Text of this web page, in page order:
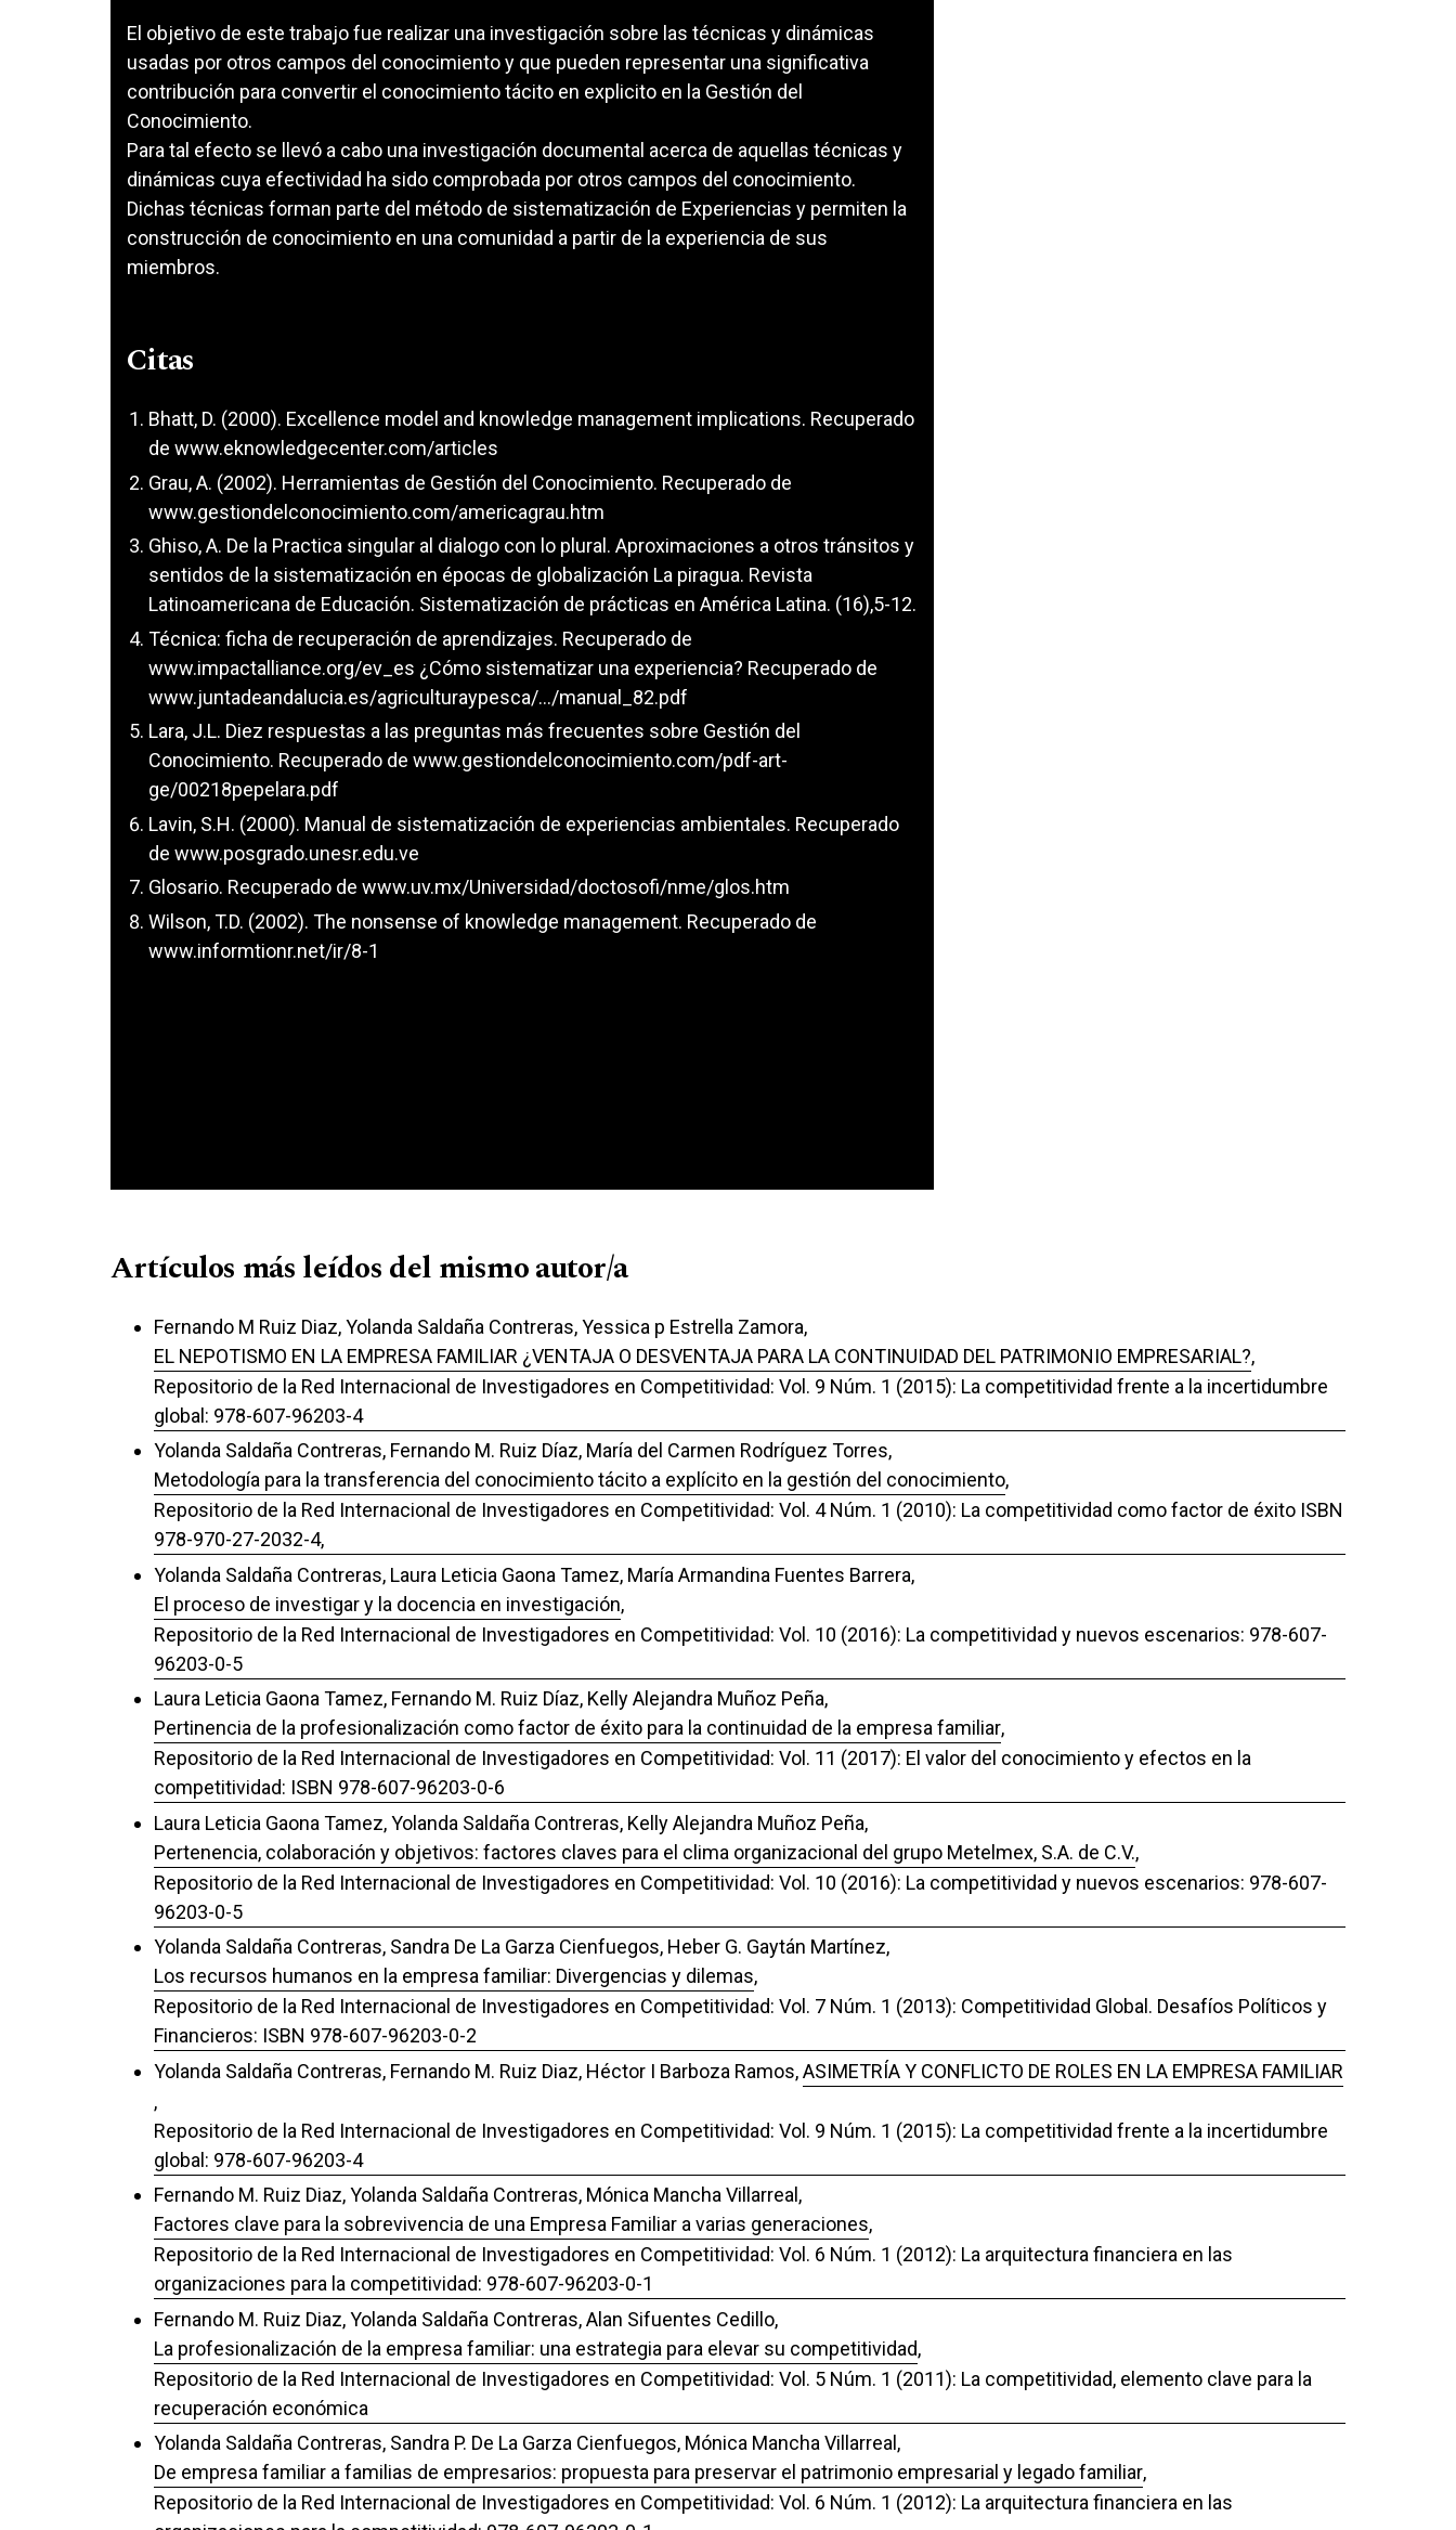
El objetivo de este trabajo fue realizar una investigación sobre las técnicas y dinámicas
usadas por otros campos del conocimiento y que pueden representar una significativa
contribución para convertir el conocimiento tácito en explicito en la Gestión del
Conocimiento.
Para tal efecto se llevó a cabo una investigación documental acerca de aquellas técnicas y
dinámicas cuya efectividad ha sido comprobada por otros campos del conocimiento.
Dichas técnicas forman parte del método de sistematización de Experiencias y permiten la
construcción de conocimiento en una comunidad a partir de la experiencia de sus
miembros.
Citas
Bhatt, D. (2000). Excellence model and knowledge management implications. Recuperado
de www.eknowledgecenter.com/articles
Grau, A. (2002). Herramientas de Gestión del Conocimiento. Recuperado de
www.gestiondelconocimiento.com/americagrau.htm
Ghiso, A. De la Practica singular al dialogo con lo plural. Aproximaciones a otros tránsitos y
sentidos de la sistematización en épocas de globalización La piragua. Revista
Latinoamericana de Educación. Sistematización de prácticas en América Latina. (16),5-12.
Técnica: ficha de recuperación de aprendizajes. Recuperado de
www.impactalliance.org/ev_es ¿Cómo sistematizar una experiencia? Recuperado de
www.juntadeandalucia.es/agriculturaypesca/.../manual_82.pdf
Lara, J.L. Diez respuestas a las preguntas más frecuentes sobre Gestión del
Conocimiento. Recuperado de www.gestiondelconocimiento.com/pdf-art-
ge/00218pepelara.pdf
Lavin, S.H. (2000). Manual de sistematización de experiencias ambientales. Recuperado
de www.posgrado.unesr.edu.ve
Glosario. Recuperado de www.uv.mx/Universidad/doctosofi/nme/glos.htm
Wilson, T.D. (2002). The nonsense of knowledge management. Recuperado de
www.informtionr.net/ir/8-1
Artículos más leídos del mismo autor/a
Fernando M Ruiz Diaz, Yolanda Saldaña Contreras, Yessica p Estrella Zamora,
EL NEPOTISMO EN LA EMPRESA FAMILIAR ¿VENTAJA O DESVENTAJA PARA LA CONTINUIDAD DEL PATRIMONIO EMPRESARIAL?,
Repositorio de la Red Internacional de Investigadores en Competitividad: Vol. 9 Núm. 1 (2015): La competitividad frente a la incertidumbre
global: 978-607-96203-4
Yolanda Saldaña Contreras, Fernando M. Ruiz Díaz, María del Carmen Rodríguez Torres,
Metodología para la transferencia del conocimiento tácito a explícito en la gestión del conocimiento,
Repositorio de la Red Internacional de Investigadores en Competitividad: Vol. 4 Núm. 1 (2010): La competitividad como factor de éxito ISBN
978-970-27-2032-4,
Yolanda Saldaña Contreras, Laura Leticia Gaona Tamez, María Armandina Fuentes Barrera,
El proceso de investigar y la docencia en investigación,
Repositorio de la Red Internacional de Investigadores en Competitividad: Vol. 10 (2016): La competitividad y nuevos escenarios: 978-607-
96203-0-5
Laura Leticia Gaona Tamez, Fernando M. Ruiz Díaz, Kelly Alejandra Muñoz Peña,
Pertinencia de la profesionalización como factor de éxito para la continuidad de la empresa familiar,
Repositorio de la Red Internacional de Investigadores en Competitividad: Vol. 11 (2017): El valor del conocimiento y efectos en la
competitividad: ISBN 978-607-96203-0-6
Laura Leticia Gaona Tamez, Yolanda Saldaña Contreras, Kelly Alejandra Muñoz Peña,
Pertenencia, colaboración y objetivos: factores claves para el clima organizacional del grupo Metelmex, S.A. de C.V.,
Repositorio de la Red Internacional de Investigadores en Competitividad: Vol. 10 (2016): La competitividad y nuevos escenarios: 978-607-
96203-0-5
Yolanda Saldaña Contreras, Sandra De La Garza Cienfuegos, Heber G. Gaytán Martínez,
Los recursos humanos en la empresa familiar: Divergencias y dilemas,
Repositorio de la Red Internacional de Investigadores en Competitividad: Vol. 7 Núm. 1 (2013): Competitividad Global. Desafíos Políticos y
Financieros: ISBN 978-607-96203-0-2
Yolanda Saldaña Contreras, Fernando M. Ruiz Diaz, Héctor I Barboza Ramos,ASIMETRÍA Y CONFLICTO DE ROLES EN LA EMPRESA FAMILIAR
,
Repositorio de la Red Internacional de Investigadores en Competitividad: Vol. 9 Núm. 1 (2015): La competitividad frente a la incertidumbre
global: 978-607-96203-4
Fernando M. Ruiz Diaz, Yolanda Saldaña Contreras, Mónica Mancha Villarreal,
Factores clave para la sobrevivencia de una Empresa Familiar a varias generaciones,
Repositorio de la Red Internacional de Investigadores en Competitividad: Vol. 6 Núm. 1 (2012): La arquitectura financiera en las
organizaciones para la competitividad: 978-607-96203-0-1
Fernando M. Ruiz Diaz, Yolanda Saldaña Contreras, Alan Sifuentes Cedillo,
La profesionalización de la empresa familiar: una estrategia para elevar su competitividad,
Repositorio de la Red Internacional de Investigadores en Competitividad: Vol. 5 Núm. 1 (2011): La competitividad, elemento clave para la
recuperación económica
Yolanda Saldaña Contreras, Sandra P. De La Garza Cienfuegos, Mónica Mancha Villarreal,
De empresa familiar a familias de empresarios: propuesta para preservar el patrimonio empresarial y legado familiar,
Repositorio de la Red Internacional de Investigadores en Competitividad: Vol. 6 Núm. 1 (2012): La arquitectura financiera en las